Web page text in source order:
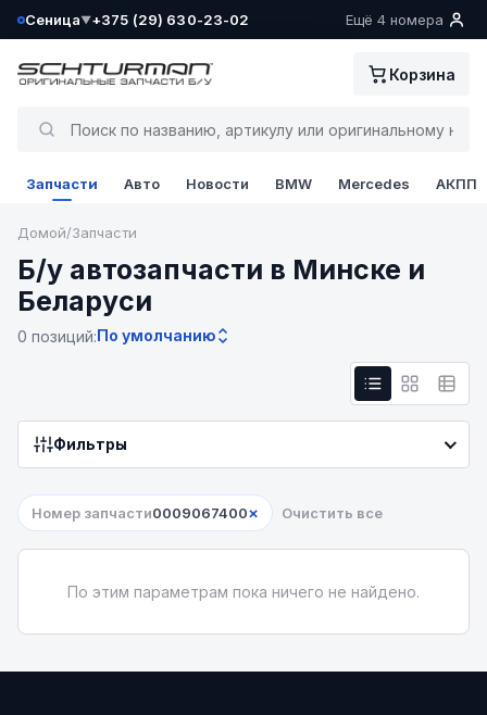
Сеница▼
Ваш склад определён как:
+375 (29) 630-23-02 Ещё 4 номера
Корзина
Запчасти Авто Новости BMW Mercedes АКПП
Домой/Запчасти
Б/у автозапчасти в Минске и
Беларуси
0 позиций:По умолчанию
Фильтры
Номер запчасти0009067400× Очистить все
По этим параметрам пока ничего не найдено.